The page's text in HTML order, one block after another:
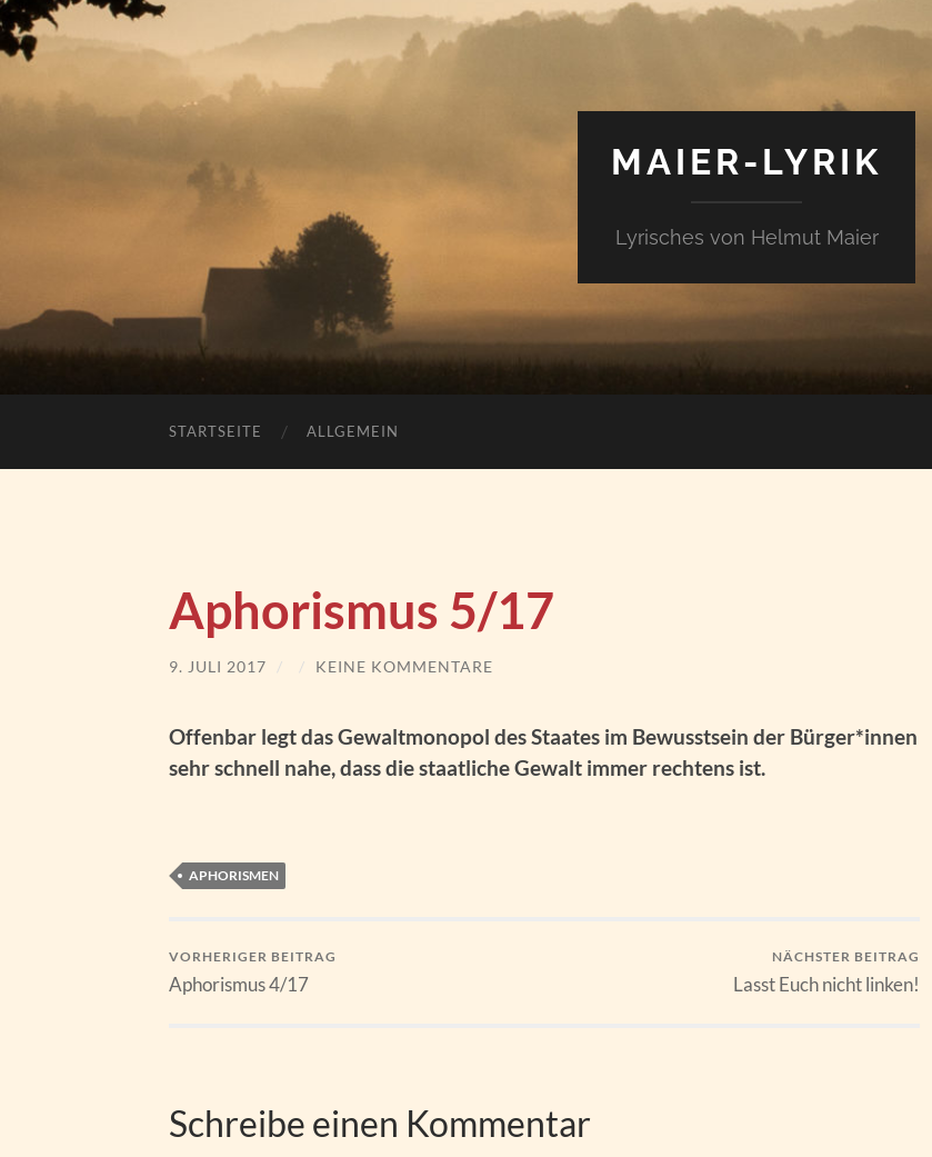
MAIER-LYRIK
Lyrisches von Helmut Maier
STARTSEITE ALLGEMEIN
Aphorismus 5/17
9. JULI 2017 / / KEINE KOMMENTARE
Offenbar legt das Gewaltmonopol des Staates im Bewusstsein der Bürger*innen
sehr schnell nahe, dass die staatliche Gewalt immer rechtens ist.
APHORISMEN
VORHERIGER BEITRAG
Aphorismus 4/17
NÄCHSTER BEITRAG
Lasst Euch nicht linken!
Schreibe einen Kommentar